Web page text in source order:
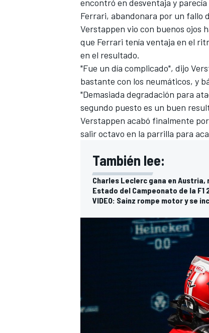
FÓRMULA E
encontró en desventaja y
Ferrari, abandonara por un fallo
Verstappen vio con buenos ojos
que Ferrari tenía ventaja en el
en el resultado.
"Fue un día complicado", dijo
bastante con los neumáticos, y
"Demasiada degradación para
segundo puesto es un buen
Verstappen acabó finalmente
salir octavo en la parrilla para
También lee:
Charles Leclerc gana en
Estado del Campeonato de la F1
VIDEO: Sainz rompe motor y se